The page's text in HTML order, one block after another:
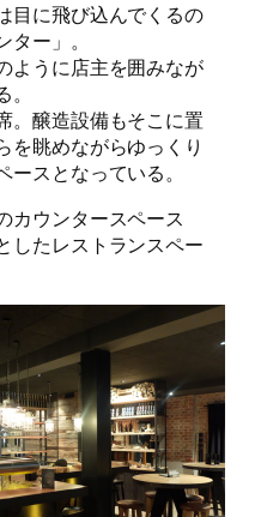
目に飛び込んでくるの
ー」。
ように店主を囲みなが
。醸造設備もそこに置
を眺めながらゆっくり
スとなっている。
カウンタースペース
したレストランスペー